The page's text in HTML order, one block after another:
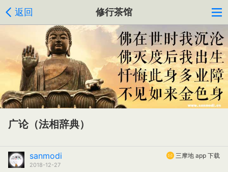
返回 修行茶馆
广论（法相辞典）
三摩地 app 下载
sanmodi
2018-12-27